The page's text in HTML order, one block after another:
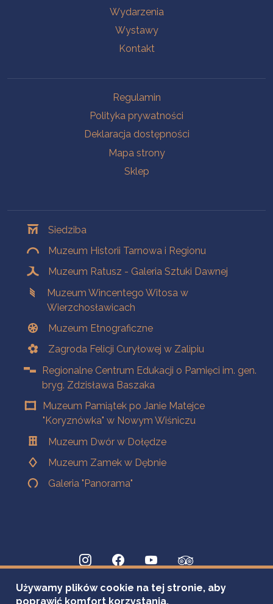
Wydarzenia
Wystawy
Kontakt
Regulamin
Polityka prywatności
Deklaracja dostępności
Mapa strony
Sklep
Siedziba
Muzeum Historii Tarnowa i Regionu
Muzeum Ratusz - Galeria Sztuki Dawnej
Muzeum Wincentego Witosa w
Wierzchosławicach
Muzeum Etnograficzne
Zagroda Felicji Curyłowej w Zalipiu
Regionalne Centrum Edukacji o Pamięci im. gen.
bryg. Zdzisława Baszaka
Muzeum Pamiątek po Janie Matejce
"Koryznówka" w Nowym Wiśniczu
Muzeum Dwór w Dołędze
Muzeum Zamek w Dębnie
Galeria "Panorama"
Używamy plików cookie na tej stronie, aby
poprawić komfort korzystania.